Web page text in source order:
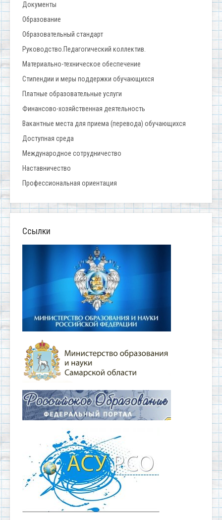
Документы
Образование
Образовательный стандарт
Руководство.Педагогический коллектив.
Материально-техническое обеспечение
Стипендии и меры поддержки обучающихся
Платные образовательные услуги
Финансово-хозяйственная деятельность
Вакантные места для приема (перевода) обучающихся
Доступная среда
Международное сотрудничество
Наставничество
Профессиональная ориентация
Ссылки